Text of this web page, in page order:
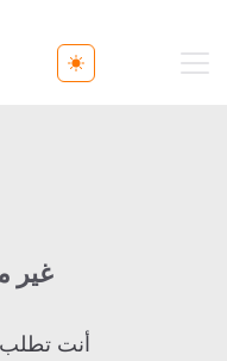
Toggle theme
غير
أنت